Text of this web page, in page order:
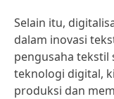
Selain itu,
dalam inovasi
pengusaha tekstil
teknologi digital,
produksi dan